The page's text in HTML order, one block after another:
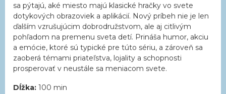
sa pýtajú, aké miesto majú klasické hračky vo svete
dotykových obrazoviek a aplikácií. Nový príbeh nie je len
ďalším vzrušujúcim dobrodružstvom, ale aj citlivým
pohľadom na premenu sveta detí. Prináša humor, akciu
a emócie, ktoré sú typické pre túto sériu, a zároveň sa
zaoberá témami priateľstva, lojality a schopnosti
prosperovať v neustále sa meniacom svete.
Dĺžka: 100 min